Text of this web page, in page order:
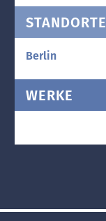
STANDORTE
Berlin
WERKE